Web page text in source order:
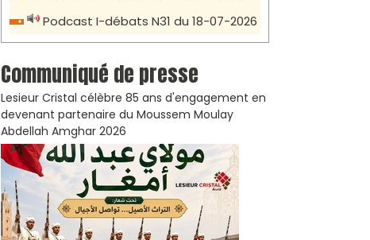
Podcast I-débats N31 du 18-07-2026
Communiqué de presse
Lesieur Cristal célèbre 85 ans d'engagement en
devenant partenaire du Moussem Moulay
Abdellah Amghar 2026